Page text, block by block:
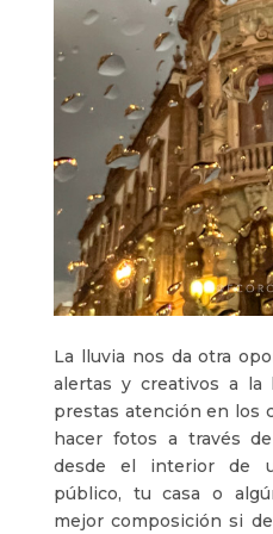
La lluvia nos da otra
alertas y creativos a la
prestas atención en los
hacer fotos a través
desde el interior de
público, tu casa o
mejor composición si